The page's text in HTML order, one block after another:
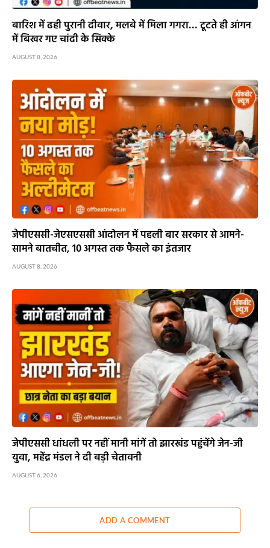
बारिश में ढही पुरानी दीवार, मलबे में मिला गगरा… टूटते ही आंगन
में बिखर गए चांदी के सिक्के
AUGUST 8, 2026
जेपीएससी-जेएसएससी आंदोलन में पहली बार सरकार से आमने-
सामने बातचीत, 10 अगस्त तक फैसले का इंतजार
AUGUST 8, 2026
जेपीएससी धांधली पर नहीं मानी मांगें तो झारखंड पहुंचेंगे जेन-जी
युवा, महेंद्र मंडल ने दी बड़ी चेतावनी
AUGUST 6, 2026
ADD A COMMENT